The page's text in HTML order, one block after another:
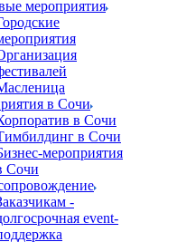
мероприятия
в Сочи
в Сочи
в Сочи
мероприятия
Сочи
-
event-